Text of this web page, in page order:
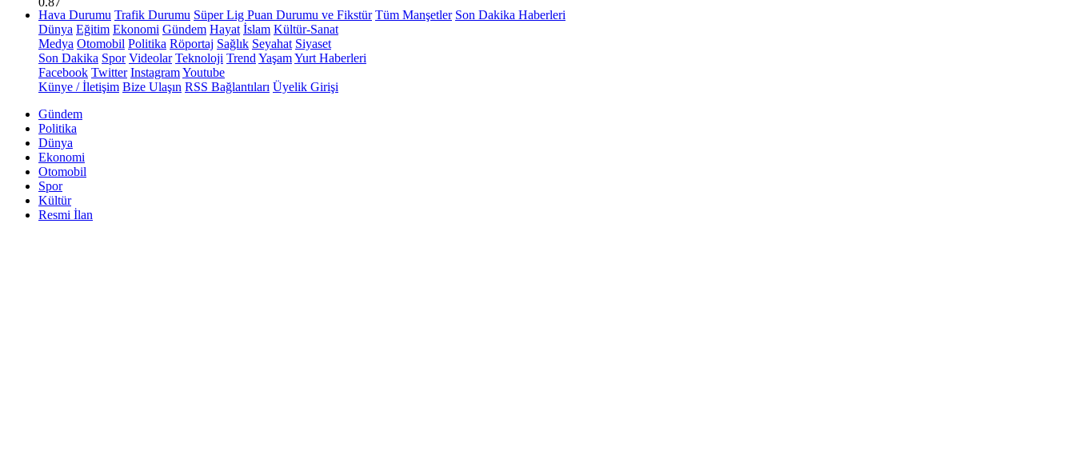
Hava Durumu Trafik Durumu Süper Lig Puan Durumu ve Fikstür Tüm Manşetler Son Dakika Haberleri
Dünya Eğitim Ekonomi Gündem Hayat İslam Kültür-Sanat
Medya Otomobil Politika Röportaj Sağlık Seyahat Siyaset
Son Dakika Spor Videolar Teknoloji Trend YaşamYurt Haberleri
Facebook Twitter InstagramYoutube
Künye / İletişim Bize Ulaşın RSS Bağlantıları Üyelik Girişi
Gündem
Politika
Dünya
Ekonomi
Otomobil
Spor
Kültür
Resmi İlan